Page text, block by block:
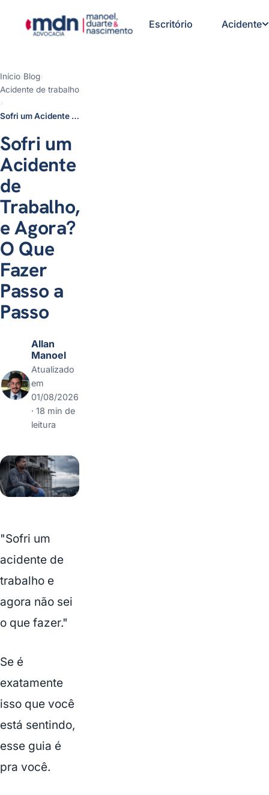
Escritório Acidente
Início›Blog›
Acidente de trabalho
›
Sofri um Acidente de Trabalho, e Agora? O Que Fazer Passo a Passo
Sofri um
Acidente
de
Trabalho,
e Agora?
O Que
Fazer
Passo a
Passo
Allan
Manoel
Atualizado
em
01/08/2026
· 18 min de
leitura
"Sofri um
acidente de
trabalho e
agora não sei
o que fazer."
Se é
exatamente
isso que você
está sentindo,
esse guia é
pra você.